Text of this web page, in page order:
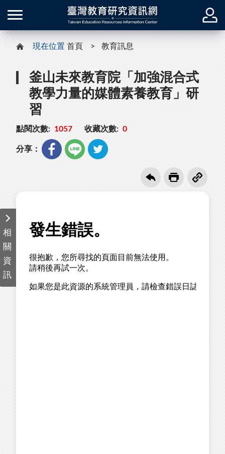
現在位置 首頁 教育訊息
釜山未來教育院「加強混合式
教學力量的媒體素養教育」研
習
點閱次數: 1057 收藏次數: 0
分享：
相
關
資
訊